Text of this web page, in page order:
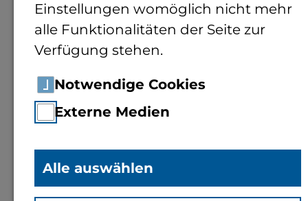
Einstellungen womöglich nicht mehr
alle Funktionalitäten der Seite zur
Verfügung stehen.
Notwendige Cookies
Externe Medien
Alle auswählen